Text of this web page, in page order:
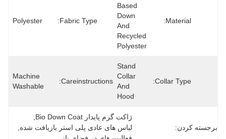
Material:
Based
Down
And
Recycled
Polyester
Fabric Type:
Polyester
Collar Type:
Stand
Collar
And
Hood
Careinstructions:
Machine
Washable
برجسته کردن:
ژاکت گرم پایدار Bio Down Coat
لباس های عادی پلی استر بازیافت شده